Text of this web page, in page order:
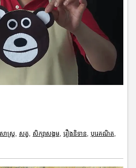
ាស្រ្ត សត្វ សិក្សាសង្គម, រឿងនិទាន បុរេគណិត